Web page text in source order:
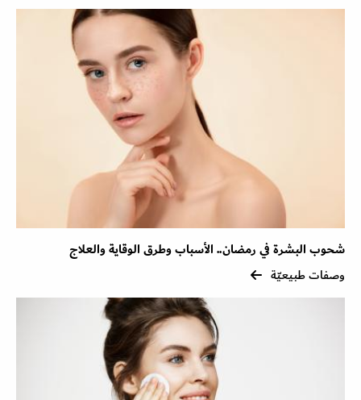
شحوب البشرة في رمضان.. الأسباب وطرق الوقاية والعلاج
وصفات طبيعيّة